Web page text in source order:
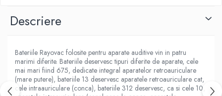
Descriere
Bateriile Rayovac folosite pentru aparate auditive vin in patru
marimi diferite. Bateriile deservesc tipuri diferite de aparate, cele
mai mari fiind 675, dedicate integral aparatelor retroauriculare
(mare putere), bateriile 13 deservesc aparatele retroauriculare cat,
cele intraauriculare (conca), bateriile 312 deservesc, ca si cele 10,